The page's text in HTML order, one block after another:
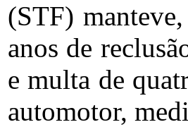
(STF)
anos de
e multa de
automotor,